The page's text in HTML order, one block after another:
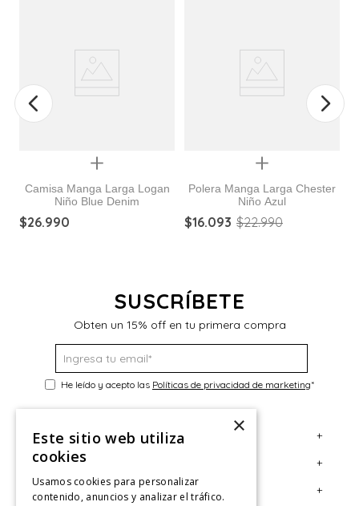
Quickview
Camisa Manga Larga Logan
Niño Blue Denim
$26.990
Quickview
Polera Manga Larga Chester
Niño Azul
$16.093 $22.990
SUSCRÍBETE
Obten un 15% off en tu primera compra
He leído y acepto las Políticas de privacidad de marketing*
Servicio al Consumidor +
Centro de Ayuda
Contáctanos
Legal +
Términos y Condiciones
Cuenta +
×
Este sitio web utiliza
cookies
Usamos cookies para personalizar
contenido, anuncios y analizar el tráfico.